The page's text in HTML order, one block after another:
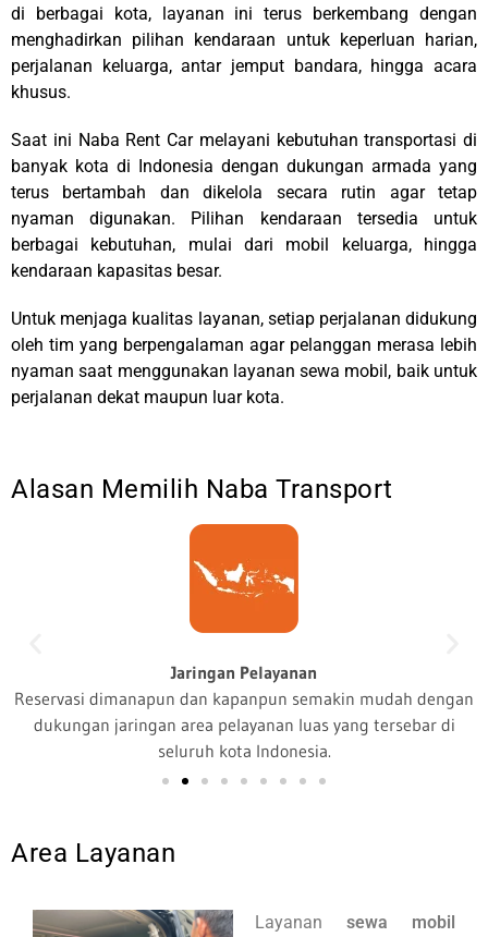
di berbagai kota, layanan ini terus berkembang dengan
menghadirkan pilihan kendaraan untuk keperluan harian,
perjalanan keluarga, antar jemput bandara, hingga acara
khusus.
Saat ini Naba Rent Car melayani kebutuhan transportasi di
banyak kota di
Indonesia dengan dukungan armada yang
terus bertambah dan dikelola secara rutin agar tetap
nyaman digunakan. Pilihan kendaraan tersedia untuk
berbagai kebutuhan, mulai dari mobil keluarga, hingga
kendaraan kapasitas besar.
Untuk menjaga kualitas layanan, setiap perjalanan didukung
oleh tim yang berpengalaman agar pelanggan merasa lebih
nyaman saat menggunakan layanan sewa mobil, baik untuk
perjalanan dekat maupun luar kota.
Alasan Memilih Naba Transport
Jaringan Pelayanan
Reservasi dimanapun dan kapanpun semakin mudah dengan
dukungan jaringan area pelayanan luas yang tersebar di
seluruh kota Indonesia.
Area Layanan
Layanan sewa mobil